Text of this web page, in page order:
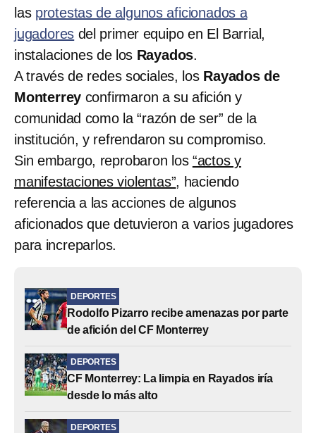
las protestas de algunos aficionados a
jugadores del primer equipo en El Barrial,
instalaciones de los Rayados.
A través de redes sociales, los Rayados de
Monterrey confirmaron a su afición y
comunidad como la “razón de ser” de la
institución, y refrendaron su compromiso.
Sin embargo, reprobaron los “actos y
manifestaciones violentas”, haciendo
referencia a las acciones de algunos
aficionados que detuvieron a varios jugadores
para increparlos.
DEPORTES
Rodolfo Pizarro recibe amenazas por parte
de afición del CF Monterrey
DEPORTES
CF Monterrey: La limpia en Rayados iría
desde lo más alto
DEPORTES